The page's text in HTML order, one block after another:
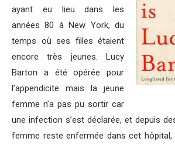
ayant eu lieu dans les
années 80 à New York, du
temps où ses filles étaient
encore très jeunes. Lucy
Barton a été opérée pour
l’appendicite mais la jeune
femme n’a pas pu sortir car
une infection s’est déclarée, et depuis
femme reste enfermée dans cet